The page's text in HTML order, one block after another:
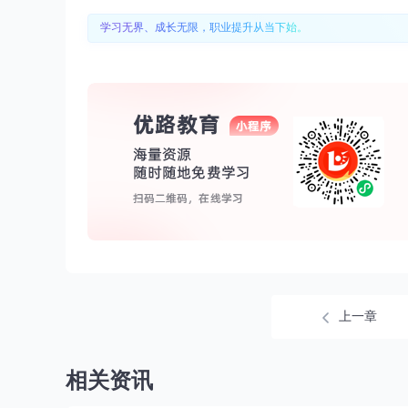
学习无界、成长无限，职业提升从当下始。
上一章
相关资讯